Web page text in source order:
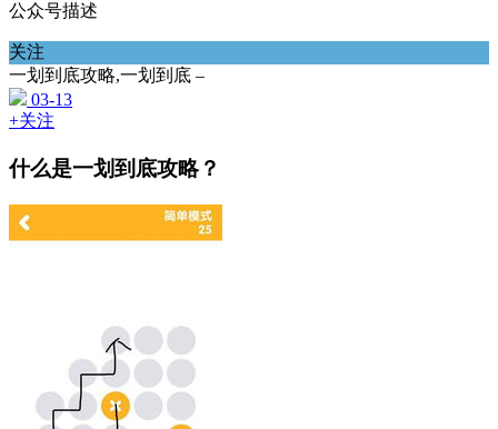
公众号描述
关注
一划到底攻略,一划到底 –
03-13
+关注
什么是一划到底攻略？